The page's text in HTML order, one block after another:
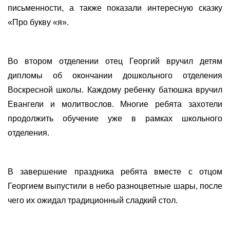
письменности, а также показали интересную сказку
«Про букву «я».
Во втором отделении отец Георгий вручил детям
дипломы об окончании дошкольного отделения
Воскресной школы. Каждому ребенку батюшка вручил
Евангели и молитвослов. Многие ребята захотели
продолжить обучение уже в рамках школьного
отделения.
В завершение праздника ребята вместе с отцом
Георгием выпустили в небо разноцветные шары, после
чего их ожидал традиционный сладкий стол.